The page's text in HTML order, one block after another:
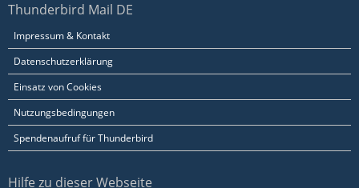
Thunderbird Mail DE
Impressum & Kontakt
Datenschutzerklärung
Einsatz von Cookies
Nutzungsbedingungen
Spendenaufruf für Thunderbird
Hilfe zu dieser Webseite